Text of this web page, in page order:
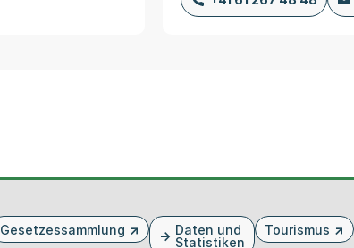
Gesetzessammlung
Daten und
Statistiken
Tourismus